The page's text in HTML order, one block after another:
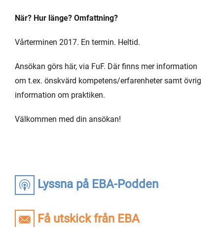
Lyssna på EBA-Podden
Få utskick från EBA
När? Hur länge? Omfattning?
Vårterminen 2017. En termin. Heltid.
Ansökan görs här, via FuF. Där finns mer information
om t.ex. önskvärd kompetens/erfarenheter samt övrig
information om praktiken.
Välkommen med din ansökan!